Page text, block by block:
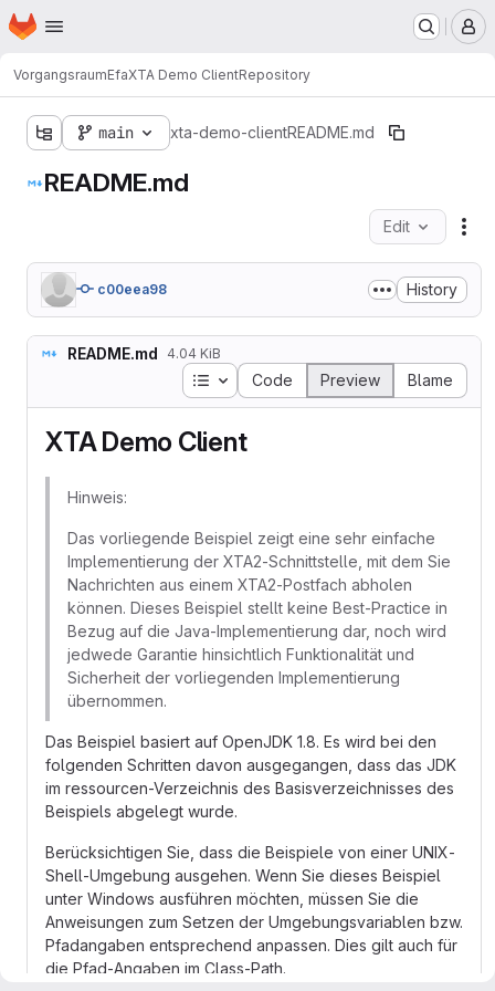
Skip to main content
Homepage
VorgangsraumEfaXTA Demo ClientRepository
main xta-demo-clientREADME.md
README.md
Edit
c00eea98 History
README.md 4.04 KiB
Table of contents
Code Preview Blame
XTA Demo Client
Hinweis:
Das vorliegende Beispiel zeigt eine sehr einfache
Implementierung der XTA2-Schnittstelle, mit dem Sie
Nachrichten aus einem XTA2-Postfach abholen
können. Dieses Beispiel stellt keine Best-Practice in
Bezug auf die Java-Implementierung dar, noch wird
jedwede Garantie hinsichtlich Funktionalität und
Sicherheit der vorliegenden Implementierung
übernommen.
Das Beispiel basiert auf OpenJDK 1.8. Es wird bei den
folgenden Schritten davon ausgegangen, dass das JDK
im ressourcen-Verzeichnis des Basisverzeichnisses des
Beispiels abgelegt wurde.
Berücksichtigen Sie, dass die Beispiele von einer UNIX-
Shell-Umgebung ausgehen. Wenn Sie dieses Beispiel
unter Windows ausführen möchten, müssen Sie die
Anweisungen zum Setzen der Umgebungsvariablen bzw.
Pfadangaben entsprechend anpassen. Dies gilt auch für
die Pfad-Angaben im Class-Path.